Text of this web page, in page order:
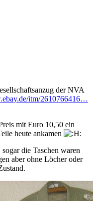
der NVA
itm/2610766416…
mit Euro 10,50 ein
heute ankamen
die Taschen waren
aber ohne Löcher oder